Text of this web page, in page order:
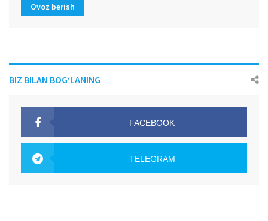
Ovoz berish
BIZ BILAN BOG‘LANING
FACEBOOK
TELEGRAM